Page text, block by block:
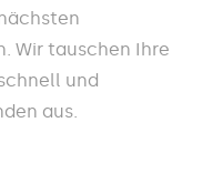
Wir tauschen Ihre
und
aus.